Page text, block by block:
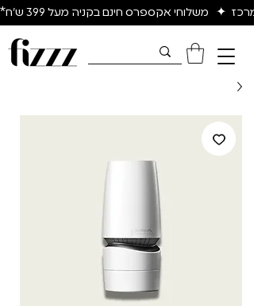
✦   משלוחי אקספרס חינם בקניה מעל 399 ש״ח*